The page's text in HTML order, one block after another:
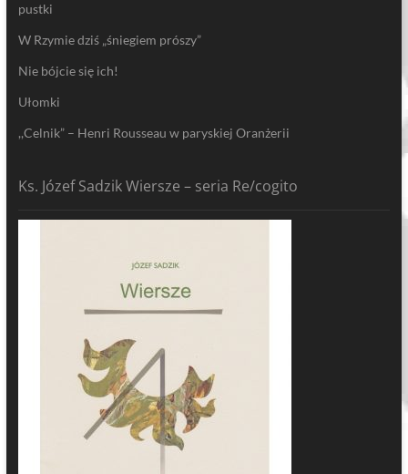
pustki
W Rzymie dziś „śniegiem prószy”
Nie bójcie się ich!
Ułomki
,,Celnik” – Henri Rousseau w paryskiej Oranżerii
Ks. Józef Sadzik Wiersze – seria Re/cogito